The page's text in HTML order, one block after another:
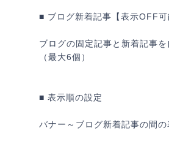
■ ブログ新着記事【表示OFF可
ブログの固定記事と新着記事を
（最大6個）
■ 表示順の設定
バナー～ブログ新着記事の間の